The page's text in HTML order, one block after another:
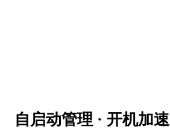
自启动管理 · 开机加速